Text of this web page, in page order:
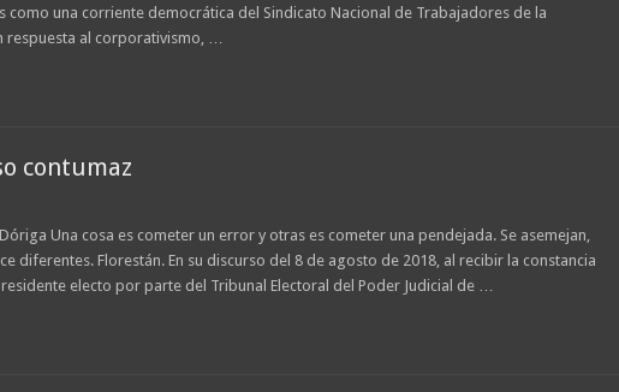
como una corriente democrática del Sindicato Nacional de Trabajadores de la
respuesta al corporativismo, …
contumaz
Una cosa es cometer un error y otras es cometer una pendejada. Se asemejan,
diferentes. Florestán. En su discurso del 8 de agosto de 2018, al recibir la constancia
electo por parte del Tribunal Electoral del Poder Judicial de …